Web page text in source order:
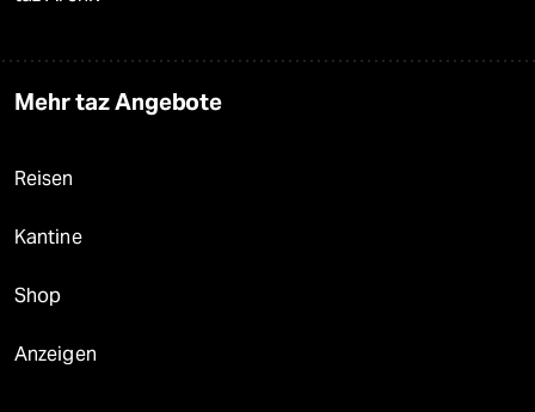
Mehr taz Angebote
Reisen
Kantine
Shop
Anzeigen